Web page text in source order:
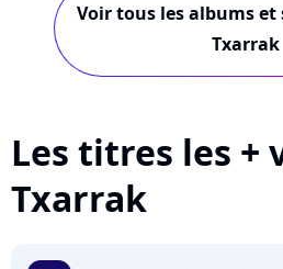
Voir tous les albums et
Txarrak
Les titres les +
Txarrak